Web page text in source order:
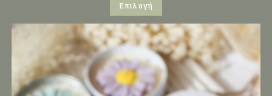
Επιλογή